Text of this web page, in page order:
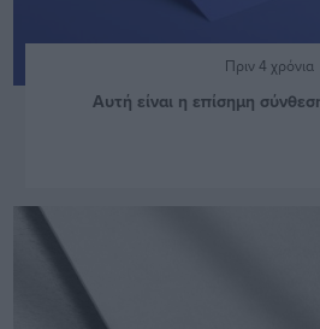
Πριν 4 χρόνια
Αυτή είναι η επίσημη